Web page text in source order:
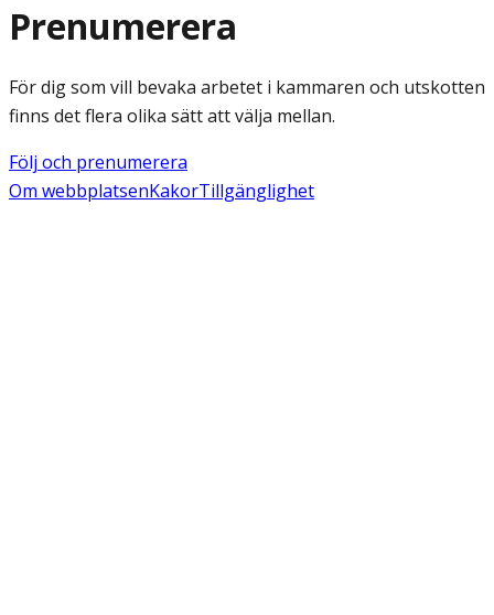
Prenumerera
För dig som vill bevaka arbetet i kammaren och utskotten
finns det flera olika sätt att välja mellan.
Följ och prenumerera
Om webbplatsenKakorTillgänglighet